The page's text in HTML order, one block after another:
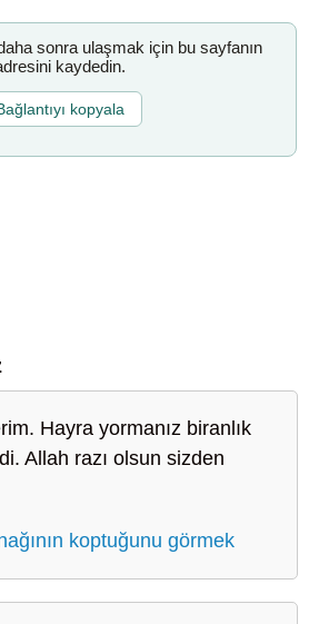
sonra ulaşmak için bu sayfanın
kaydedin.
kopyala
Hayra yormanız biranlık
Allah razı olsun sizden
koptuğunu görmek